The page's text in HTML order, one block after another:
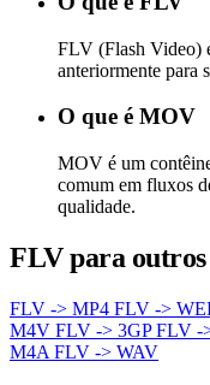
FLV (Flash Video)
anteriormente para
O que é MOV
MOV é um
comum em fluxos
qualidade.
FLV para
FLV -> MP4 FLV ->
M4V FLV -> 3GPFLV -
M4A FLV -> WAV